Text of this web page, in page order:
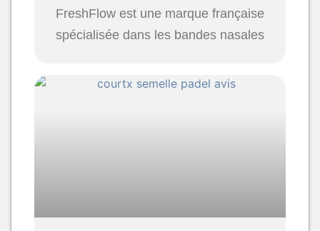
FreshFlow est une marque française
spécialisée dans les bandes nasales